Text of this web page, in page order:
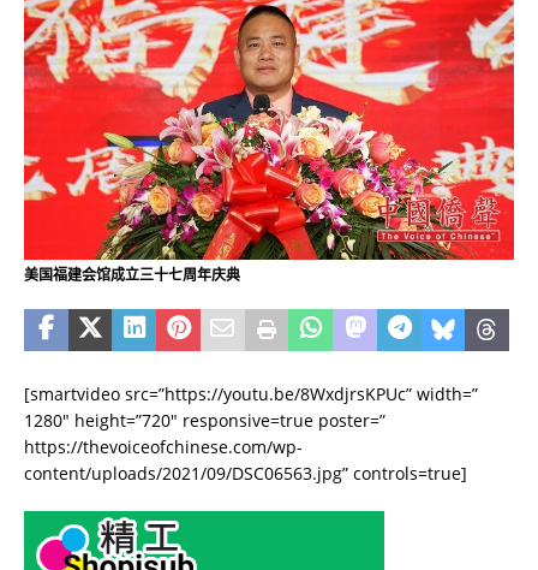
美国福建会馆成立三十七周年庆典
[smartvideo src=”https://youtu.be/8WxdjrsKPUc” width=”
1280″ height=”720″ responsive=true poster=”
https://thevoiceofchinese.com/wp-
content/uploads/2021/09/DSC06563.jpg” controls=true]